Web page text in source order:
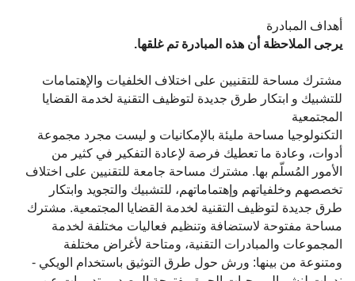
أهداف المبادرة
يرجى الملاحظة أن هذه المبادرة تم غلقها.
مشترك مساحة للتقنيين على اختلاف الخلفيات والإهتمامات
للتشبيك و ابتكار طرق جديدة لتوظيف التقنية لخدمة القضايا
المجتمعية
التكنولوجيا مساحة مليئة بالإمكانيات و ليست مجرد مجموعة
أدوات، وعادة ما تعطيك فرصة لإعادة التفكير في كثير من
الأمور المُسلّم بها. مشترك مساحة جامعة للتقنيين على اختلاف
تخصصهم وخلفياتهم وإهتماماتهم، للتشبيك والتجويد وابتكار
طرق جديدة لتوظيف التقنية لخدمة القضايا المجتمعية. مشترك
مساحة مفتوحة لاستضافة وتنظيم فعاليات مختلفة لخدمة
المجموعات والمبادرات التقنية، ومتاحة لأغراض مختلفة
ومتنوعة من بينها: ورش حول طرق التوثيق باستخدام الويكي -